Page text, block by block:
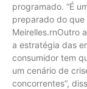
programado. “É
preparado do que
Meirelles.rnOutro
a estratégia das
consumidor tem
um cenário de
concorrentes”,